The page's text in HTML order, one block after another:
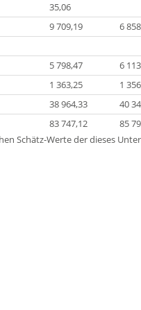
35,06
9 709,19 6
5 798,47 6
1 363,25 1
38 964,33 40
83 747,12 85
Schätz-Werte der dieses